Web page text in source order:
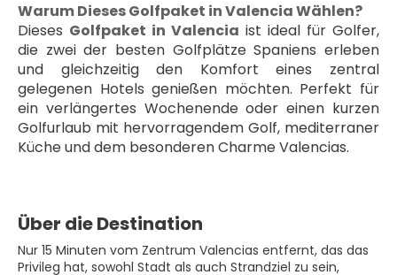
Warum Dieses Golfpaket in Valencia Wählen?
Dieses Golfpaket in Valencia ist ideal für Golfer,
die zwei der besten Golfplätze Spaniens erleben
und gleichzeitig den Komfort eines zentral
gelegenen Hotels genießen möchten. Perfekt für
ein verlängertes Wochenende oder einen kurzen
Golfurlaub mit hervorragendem Golf, mediterraner
Küche und dem besonderen Charme Valencias.
Über die Destination
Nur 15 Minuten vom Zentrum Valencias entfernt, das das
Privileg hat, sowohl Stadt als auch Strandziel zu sein,